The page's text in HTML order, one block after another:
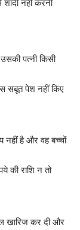
नहीं करनी
पत्नी किसी
सबूत पेश नहीं किए
नहीं है और वह बच्चों
की राशि न तो
खारिज कर दी और